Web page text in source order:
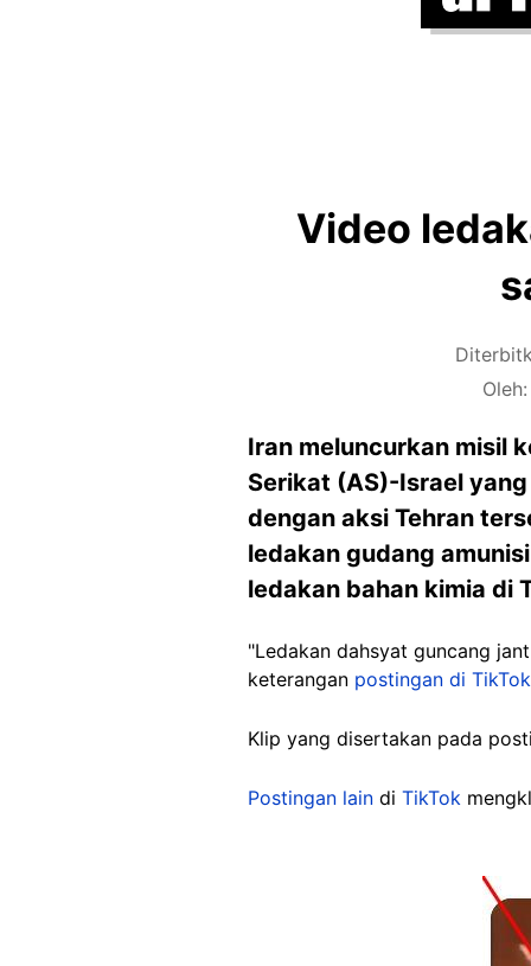
Video
Iran meluncurkan misil
Serikat (AS)-Israel
dengan aksi Tehran
ledakan gudang
ledakan bahan kimia di
"Ledakan dahsyat guncang
keterangan postingan di TikTok
Klip yang disertakan pada
Postingan lain di TikTok